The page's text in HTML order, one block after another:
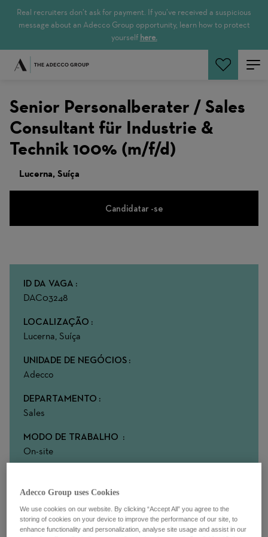
Real recruiters don’t ask for payment. If you’ve received a suspicious
message about an Adecco Group opportunity, learn how to protect
yourself here.
Pesquisar empregos
Senior Personalberater / Sales
Consultant für Industrie &
Technik 100% (m/f/d)
Lucerna, Suíça
Candidatar -se
ID DA VAGA
DAC03248
LOCALIZAÇÃO
Lucerna, Suíça
UNIDADE DE NEGÓCIOS
Adecco
DEPARTAMENTO
Sales
MODO DE TRABALHO
On-site
Über die Rolle
Sales trifft Recruiting – Deine Bühne beim Marktführer!
Adecco Group uses Cookies
We use cookies on our website. By clicking “Accept All” you agree to the
storing of cookies on your device to improve the performance of our site, to
enhance functionality and personalization, analyse site usage and assist in our